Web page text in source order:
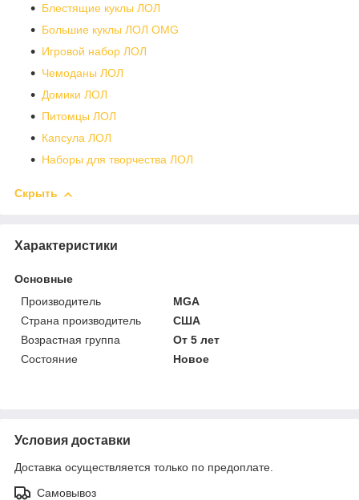
Блестящие куклы ЛОЛ
Большие куклы ЛОЛ OMG
Игровой набор ЛОЛ
Чемоданы ЛОЛ
Домики ЛОЛ
Питомцы ЛОЛ
Капсула ЛОЛ
Наборы для творчества ЛОЛ
Скрыть
Характеристики
Основные
Производитель
MGA
Страна производитель
США
Возрастная группа
От 5 лет
Состояние
Новое
Условия доставки
Доставка осуществляется только по предоплате.
Самовывоз